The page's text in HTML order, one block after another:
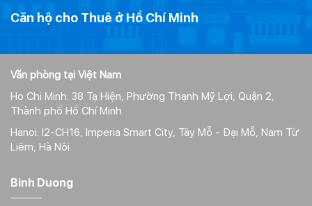
Căn hộ cho Thuê ở Hồ Chí Minh
Văn phòng tại Việt Nam
Ho Chi Minh: 38 Tạ Hiện, Phường Thạnh Mỹ Lợi, Quận 2,
Thành phố Hồ Chí Minh
Hanoi: I2-CH16, Imperia Smart City, Tây Mỗ - Đại Mỗ, Nam Từ
Liêm, Hà Nôi
Binh Duong